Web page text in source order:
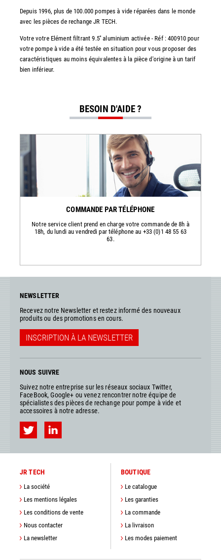
Depuis 1996, plus de 100.000 pompes à vide réparées dans le monde
avec les pièces de rechange JR TECH.
Votre votre Elément filtrant 9.5'' aluminium activée - Réf : 400910 pour
votre pompe à vide a été testée en situation pour vous proposer des
caractéristiques au moins équivalentes à la pièce d'origine à un tarif
bien inférieur.
BESOIN D'AIDE ?
COMMANDE PAR TÉLÉPHONE
Notre service client prend en charge votre commande de 8h à
18h, du lundi au vendredi par téléphone au +33 (0)1 48 55 63
63.
NEWSLETTER
Recevez notre Newsletter et restez informé des nouveaux
produits ou des promotions en cours.
INSCRIPTION À LA NEWSLETTER
NOUS SUIVRE
Suivez notre entreprise sur les réseaux sociaux Twitter,
FaceBook, Google+ ou venez rencontrer notre équipe de
spécialistes des pièces de rechange pour pompe à vide et
accessoires à notre adresse.
JR TECH
La société
Les mentions légales
Les conditions de vente
Nous contacter
La newsletter
BOUTIQUE
Le catalogue
Les garanties
La commande
La livraison
Les modes paiement